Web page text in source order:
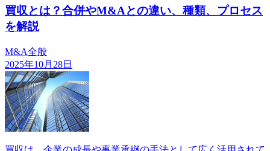
買収とは？合併やM&Aとの違い、種類、プロセス
を解説
M&A全般
2025年10月28日